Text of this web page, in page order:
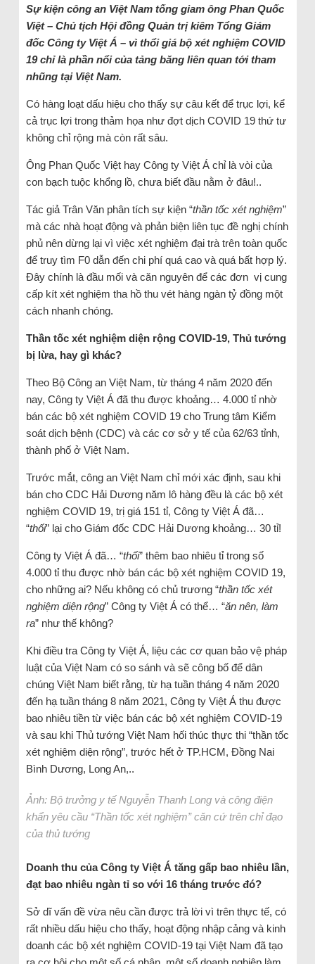
Sự kiện công an Việt Nam tống giam ông Phan Quốc
Việt – Chủ tịch Hội đồng Quản trị kiêm Tổng Giám
đốc Công ty Việt Á – vì thổi giá bộ xét nghiệm COVID
19 chỉ là phần nổi của tảng băng liên quan tới tham
nhũng tại Việt Nam.
Có hàng loạt dấu hiệu cho thấy sự câu kết để trục lợi, kể
cả trục lợi trong thảm họa như đợt dịch COVID 19 thứ tư
không chỉ rộng mà còn rất sâu.
Ông Phan Quốc Việt hay Công ty Việt Á chỉ là vòi của
con bạch tuộc khổng lồ, chưa biết đầu nằm ở đâu!..
Tác giả Trân Văn phân tích sự kiện “thần tốc xét nghiệm”
mà các nhà hoạt động và phản biện liên tục đề nghị chính
phủ nên dừng lại vì việc xét nghiệm đại trà trên toàn quốc
để truy tìm F0 dẫn đến chi phí quá cao và quá bất hợp lý.
Đây chính là đầu mối và căn nguyên để các đơn vị cung
cấp kít xét nghiệm tha hồ thu vét hàng ngàn tỷ đồng một
cách nhanh chóng.
Thần tốc xét nghiệm diện rộng COVID-19, Thủ tướng
bị lừa, hay gì khác?
Theo Bộ Công an Việt Nam, từ tháng 4 năm 2020 đến
nay, Công ty Việt Á đã thu được khoảng… 4.000 tỉ nhờ
bán các bộ xét nghiệm COVID 19 cho Trung tâm Kiểm
soát dịch bệnh (CDC) và các cơ sở y tế của 62/63 tỉnh,
thành phố ở Việt Nam.
Trước mắt, công an Việt Nam chỉ mới xác định, sau khi
bán cho CDC Hải Dương năm lô hàng đều là các bộ xét
nghiệm COVID 19, trị giá 151 tỉ, Công ty Việt Á đã…
“thối” lại cho Giám đốc CDC Hải Dương khoảng… 30 tỉ!
Công ty Việt Á đã… “thối” thêm bao nhiêu tỉ trong số
4.000 tỉ thu được nhờ bán các bộ xét nghiệm COVID 19,
cho những ai? Nếu không có chủ trương “thần tốc xét
nghiệm diện rộng” Công ty Việt Á có thể… “ăn nên, làm
ra” như thế không?
Khi điều tra Công ty Việt Á, liệu các cơ quan bảo vệ pháp
luật của Việt Nam có so sánh và sẽ công bố để dân
chúng Việt Nam biết rằng, từ hạ tuần tháng 4 năm 2020
đến hạ tuần tháng 8 năm 2021, Công ty Việt Á thu được
bao nhiêu tiền từ việc bán các bộ xét nghiệm COVID-19
và sau khi Thủ tướng Việt Nam hối thúc thực thi “thần tốc
xét nghiệm diện rộng”, trước hết ở TP.HCM, Đồng Nai
Bình Dương, Long An,..
Ảnh: Bộ trưởng y tế Nguyễn Thanh Long và công điện
khẩn yêu cầu “Thần tốc xét nghiệm” căn cứ trên chỉ đạo
của thủ tướng
Doanh thu của Công ty Việt Á tăng gấp bao nhiêu lần,
đạt bao nhiêu ngàn tỉ so với 16 tháng trước đó?
Sở dĩ vấn đề vừa nêu cần được trả lời vì trên thực tế, có
rất nhiều dấu hiệu cho thấy, hoạt động nhập cảng và kinh
doanh các bộ xét nghiệm COVID-19 tại Việt Nam đã tạo